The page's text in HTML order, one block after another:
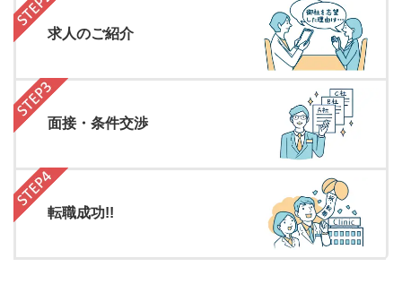
求人のご紹介
面接・条件交渉
転職成功!!